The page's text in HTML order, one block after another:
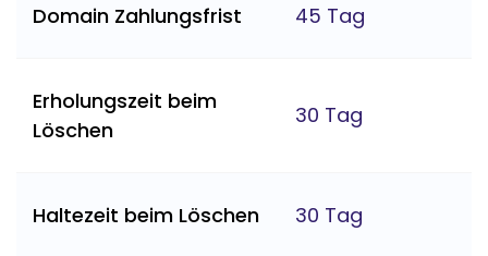
Domain Zahlungsfrist 45 Tag
Erholungszeit beim
Löschen
30 Tag
Haltezeit beim Löschen 30 Tag